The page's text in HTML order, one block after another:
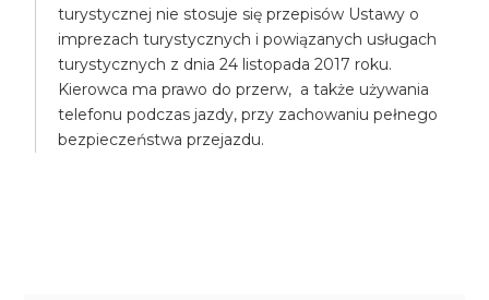
turystycznej nie stosuje się przepisów Ustawy o
imprezach turystycznych i powiązanych usługach
turystycznych z dnia 24 listopada 2017 roku.
Kierowca ma prawo do przerw, a także używania
telefonu podczas jazdy, przy zachowaniu pełnego
bezpieczeństwa przejazdu.